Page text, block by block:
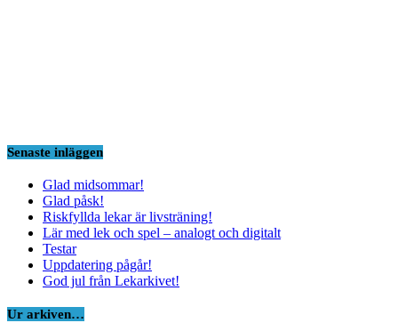
Senaste inläggen
Glad midsommar!
Glad påsk!
Riskfyllda lekar är livsträning!
Lär med lek och spel – analogt och digitalt
Testar
Uppdatering pågår!
God jul från Lekarkivet!
Ur arkiven…